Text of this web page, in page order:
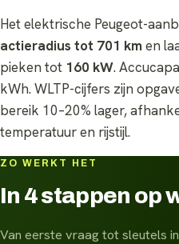
Het elektrische Peugeot-
actieradius tot 701 km en
pieken tot 160 kW.
kWh. WLTP-cijfers zijn
bereik 10–20% lager,
temperatuur en rijstijl.
ZO WERKT HET
In 4 stappen op
Van eerste vraag tot sleutels